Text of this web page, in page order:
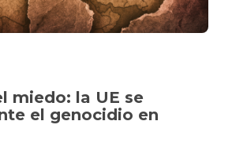
miedo: la UE se
el genocidio en